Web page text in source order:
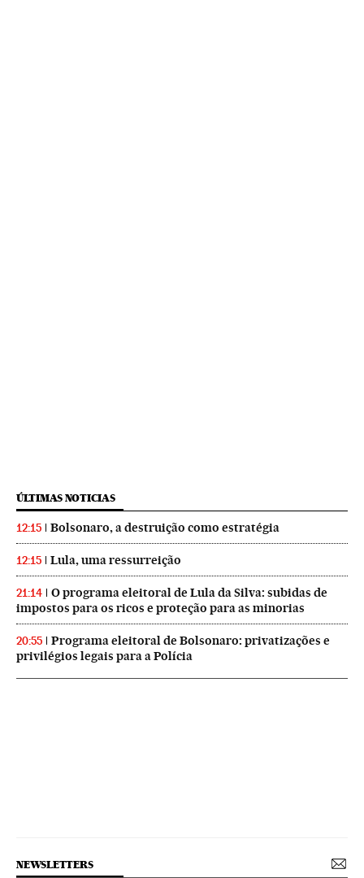
ÚLTIMAS NOTICIAS
12:15 Bolsonaro, a destruição como estratégia
12:15 Lula, uma ressurreição
21:14
O programa eleitoral de Lula da Silva: subidas de
impostos para os ricos e proteção para as minorias
20:55
Programa eleitoral de Bolsonaro: privatizações e
privilégios legais para a Polícia
NEWSLETTERS